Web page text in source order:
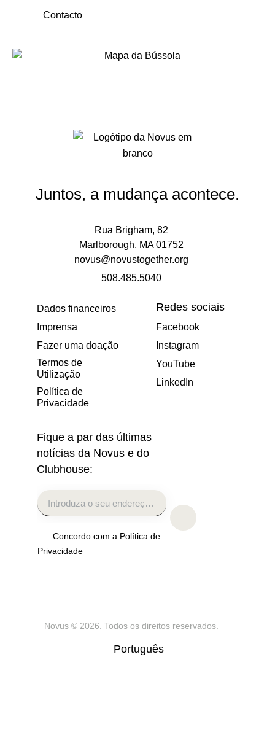
Contacto
Juntos, a mudança acontece.
Rua Brigham, 82
Marlborough, MA 01752
novus@novustogether.org
508.485.5040
Dados financeiros
Imprensa
Fazer uma doação
Termos de
Utilização
Política de
Privacidade
Redes sociais
Facebook
Instagram
YouTube
LinkedIn
Fique a par das últimas
notícias da Novus e do
Clubhouse:
Concordo com a Política de
Privacidade
Novus © 2026. Todos os direitos reservados.
Português